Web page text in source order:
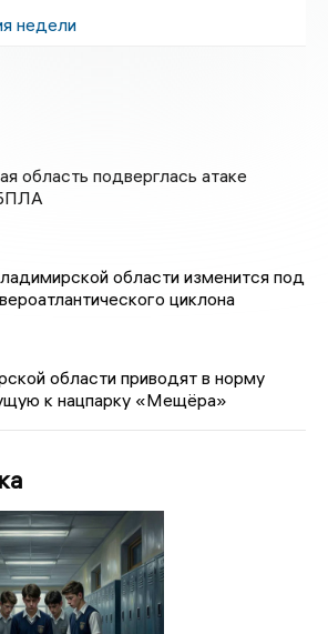
недели
область подверглась атаке
области изменится под
циклона
области приводят в норму
к нацпарку «Мещёра»